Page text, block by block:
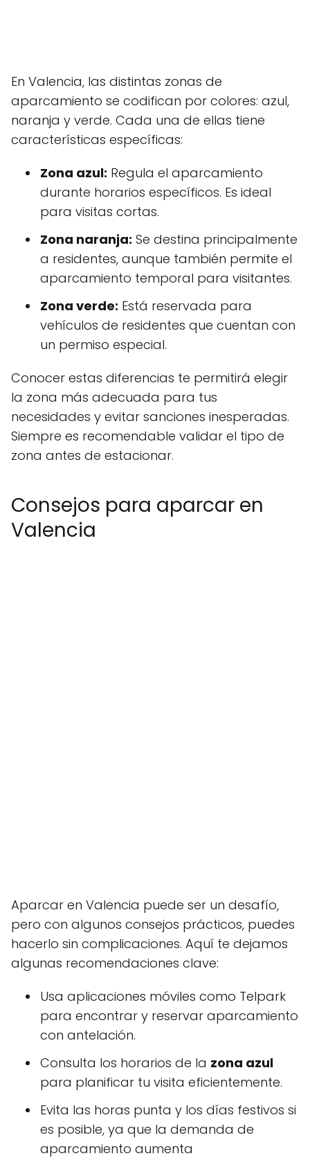
En Valencia, las distintas zonas de
aparcamiento se codifican por colores: azul,
naranja y verde. Cada una de ellas tiene
características específicas:
Zona azul: Regula el aparcamiento
durante horarios específicos. Es ideal
para visitas cortas.
Zona naranja: Se destina principalmente
a residentes, aunque también permite el
aparcamiento temporal para visitantes.
Zona verde: Está reservada para
vehículos de residentes que cuentan con
un permiso especial.
Conocer estas diferencias te permitirá elegir
la zona más adecuada para tus
necesidades y evitar sanciones inesperadas.
Siempre es recomendable validar el tipo de
zona antes de estacionar.
Consejos para aparcar en
Valencia
Aparcar en Valencia puede ser un desafío,
pero con algunos consejos prácticos, puedes
hacerlo sin complicaciones. Aquí te dejamos
algunas recomendaciones clave:
Usa aplicaciones móviles como Telpark
para encontrar y reservar aparcamiento
con antelación.
Consulta los horarios de la zona azul
para planificar tu visita eficientemente.
Evita las horas punta y los días festivos si
es posible, ya que la demanda de
aparcamiento aumenta